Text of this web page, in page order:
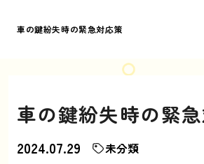
車の鍵紛失時の緊急対応策
車の鍵紛失時の緊
2024.07.29 未分類